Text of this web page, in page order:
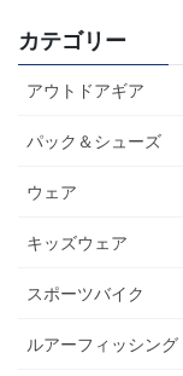
カテゴリー
アウトドアギア
パック＆シューズ
ウェア
キッズウェア
スポーツバイク
ルアーフィッシング